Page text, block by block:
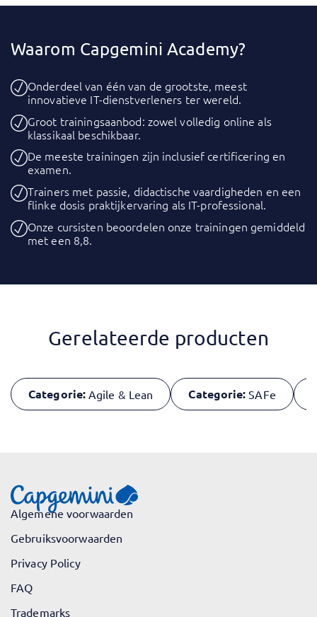
Waarom Capgemini Academy?
Onderdeel van één van de grootste, meest
innovatieve IT-dienstverleners ter wereld.
Groot trainingsaanbod: zowel volledig online als
klassikaal beschikbaar.
De meeste trainingen zijn inclusief certificering en
examen.
Trainers met passie, didactische vaardigheden en een
flinke dosis praktijkervaring als IT-professional.
Onze cursisten beoordelen onze trainingen gemiddeld
met een 8,8.
Gerelateerde producten
Categorie: Agile & Lean Categorie: SAFe
Algemene voorwaarden
Gebruiksvoorwaarden
Privacy Policy
FAQ
Trademarks